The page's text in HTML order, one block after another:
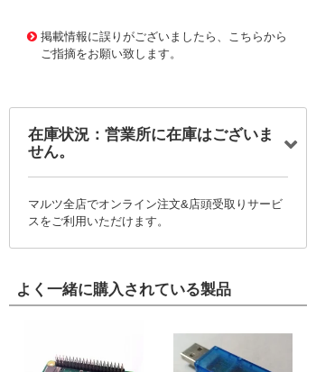
掲載情報に誤りがございましたら、こちらから
ご指摘をお願い致します。
在庫状況：営業所に在庫はございま
せん。
マルツ全店でオンライン注文&店頭受取りサービ
スをご利用いただけます。
よく一緒に購入されている製品